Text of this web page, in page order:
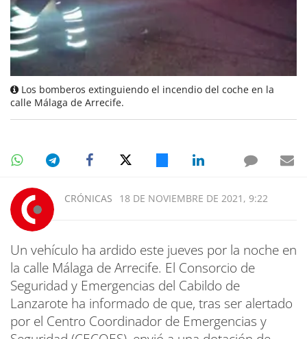
Los bomberos extinguiendo el incendio del coche en la
calle Málaga de Arrecife.
CRÓNICAS 18 DE NOVIEMBRE DE 2021, 9:22
Un vehículo ha ardido este jueves por la noche en
la calle Málaga de Arrecife. El Consorcio de
Seguridad y Emergencias del Cabildo de
Lanzarote ha informado de que, tras ser alertado
por el Centro Coordinador de Emergencias y